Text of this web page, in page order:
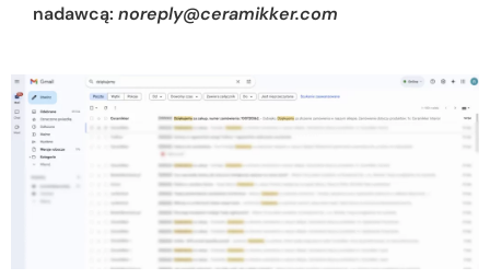
nadawcą: noreply@ceramikker.com